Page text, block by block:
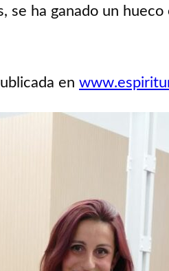
se ha ganado un
en